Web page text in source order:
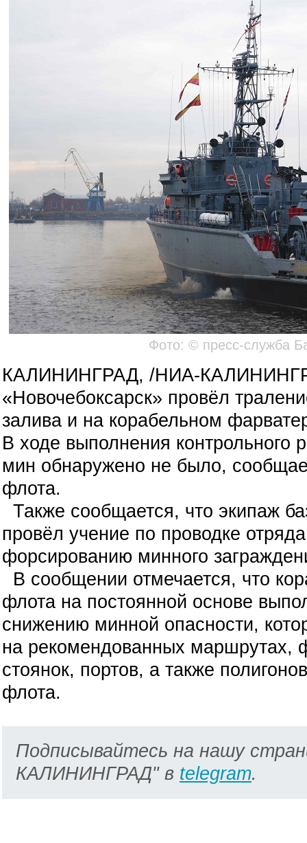
Фото: © пресс-служба
КАЛИНИНГРАД, /НИА-
«Новочебоксарск» провёл
залива и на корабельном
В ходе выполнения контрольного
мин обнаружено не было,
флота.
Также сообщается, что экипаж
провёл учение по проводке
форсированию минного
В сообщении отмечается, что
флота на постоянной основе
снижению минной опасности,
на рекомендованных маршрутах,
стоянок, портов, а также
флота.
Подписывайтесь на нашу
КАЛИНИНГРАД" в telegram.